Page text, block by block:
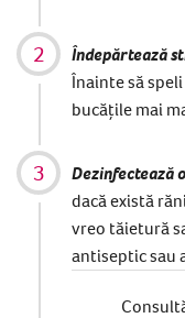
Îndepărtează
Înainte să
bucățile mai
Dezinfectează
dacă există
vreo tăietură
antiseptic sau